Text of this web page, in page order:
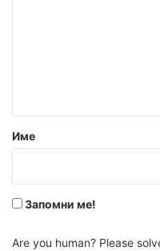
р
Име
Запомни ме!
Are you human? Please